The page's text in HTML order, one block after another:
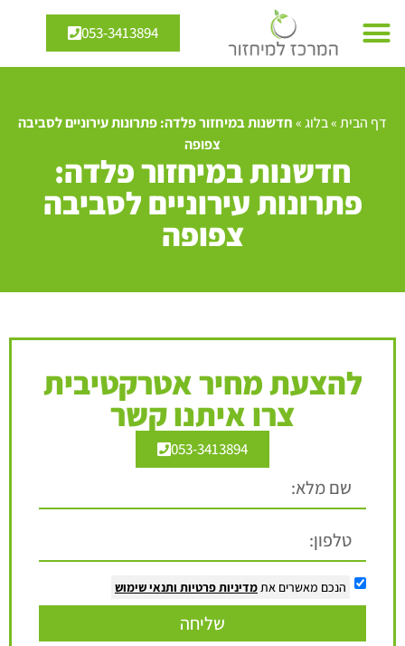
053-3413894
דף הבית»בלוג»חדשנות במיחזור פלדה: פתרונות עירוניים לסביבה
צפופה
חדשנות במיחזור פלדה:
פתרונות עירוניים לסביבה
צפופה
להצעת מחיר אטרקטיבית
צרו איתנו קשר
053-3413894
הנכם מאשרים את מדיניות פרטיות ותנאי שימוש
שליחה